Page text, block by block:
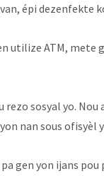
épi dezenfekte
utilize ATM, mete
rezo sosyal yo.
nan sous ofisyèl
gen yon ijans